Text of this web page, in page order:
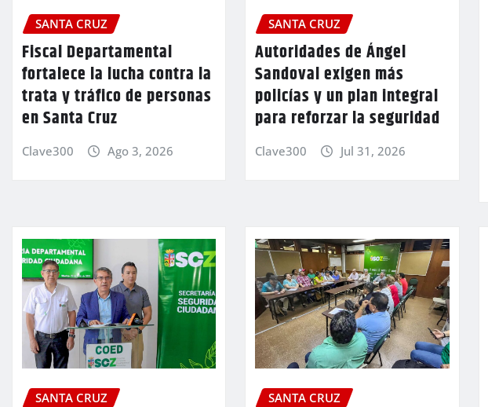
SANTA CRUZ
Fiscal Departamental
fortalece la lucha contra la
trata y tráfico de personas
en Santa Cruz
Clave300 Ago 3, 2026
SANTA CRUZ
Autoridades de Ángel
Sandoval exigen más
policías y un plan integral
para reforzar la seguridad
Clave300 Jul 31, 2026
SANTA CRUZ SANTA CRUZ